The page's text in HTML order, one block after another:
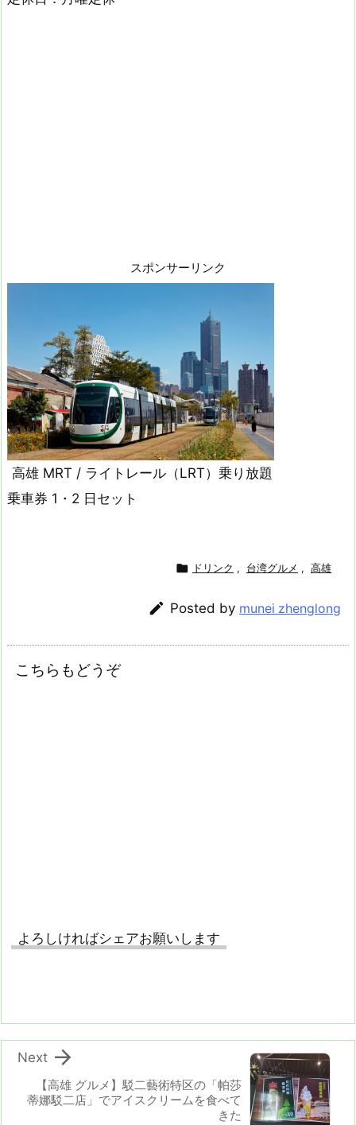
スポンサーリンク
高雄 MRT / ライトレール（LRT）乗り放題
乗車券 1・2 日セット
 ドリンク , 台湾グルメ , 高雄
 Posted by munei zhenglong
こちらもどうぞ
よろしければシェアお願いします
【高雄 グルメ】駁二藝術特区の「帕莎
蒂娜駁二店」でアイスクリームを食べて
きた

Next